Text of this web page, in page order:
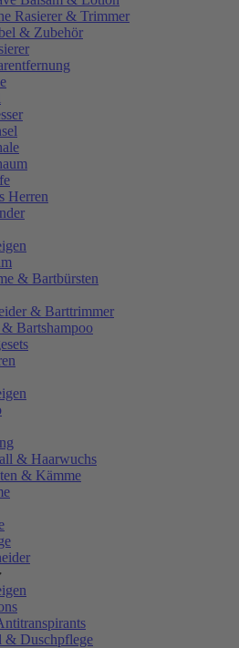
Rasierer & Trimmer
& Zubehör
Herren
& Bartbürsten
& Barttrimmer
Bartshampoo
& Haarwuchs
& Kämme
& Duschpflege